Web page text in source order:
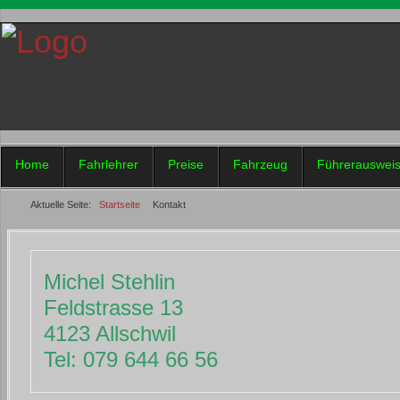
Home Fahrlehrer Preise Fahrzeug Führerausweis
Aktuelle Seite: Startseite Kontakt
Michel Stehlin
Feldstrasse 13
4123 Allschwil
Tel: 079 644 66 56